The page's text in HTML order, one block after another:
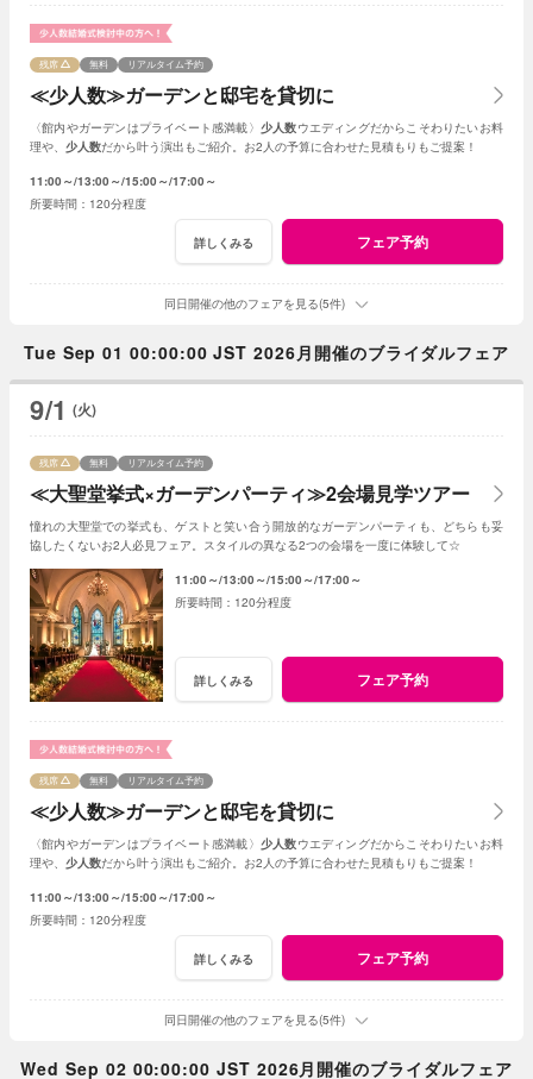
≪少人数≫ガーデンと邸宅を貸切に
残席 無料 リアルタイム予約
〈館内やガーデンはプライベート感満載〉 少人数ウエディングだからこそわりたいお料
理や、 少人数だから叶う演出もご紹介。お2人の予算に合わせた見積もりもご提案！
11:00～ 13:00～ 15:00～ 17:00～
120分程度
詳しくみる フェア予約
同日開催の他のフェアを見る(5件)
Tue Sep 01 00:00:00 JST 2026月開催のブライダルフェア
9/1 (火)
≪大聖堂挙式×ガーデンパーティ≫2会場見学ツアー
残席 無料 リアルタイム予約
憧れの大聖堂での挙式も、ゲストと笑い合う開放的なガーデンパーティも、どちらも妥
協したくないお2人必見フェア。スタイルの異なる2つの会場を一度に体験して☆
11:00～ 13:00～ 15:00～ 17:00～
120分程度
詳しくみる フェア予約
≪少人数≫ガーデンと邸宅を貸切に
残席 無料 リアルタイム予約
〈館内やガーデンはプライベート感満載〉 少人数ウエディングだからこそわりたいお料
理や、 少人数だから叶う演出もご紹介。お2人の予算に合わせた見積もりもご提案！
11:00～ 13:00～ 15:00～ 17:00～
120分程度
詳しくみる フェア予約
同日開催の他のフェアを見る(5件)
Wed Sep 02 00:00:00 JST 2026月開催のブライダルフェア